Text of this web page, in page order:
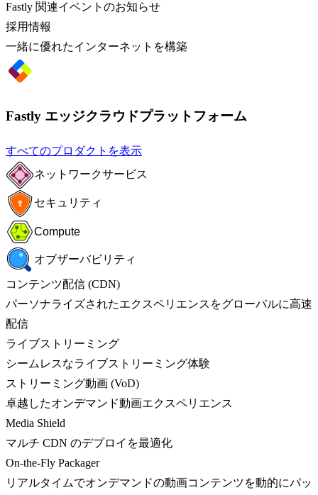
Fastly 関連イベントのお知らせ
採用情報
一緒に優れたインターネットを構築
Fastly エッジクラウドプラットフォーム
すべてのプロダクトを表示
ネットワークサービス
セキュリティ
Compute
オブザーバビリティ
コンテンツ配信 (CDN)
パーソナライズされたエクスペリエンスをグローバルに高速
配信
ライブストリーミング
シームレスなライブストリーミング体験
ストリーミング動画 (VoD)
卓越したオンデマンド動画エクスペリエンス
Media Shield
マルチ CDN のデプロイを最適化
On-the-Fly Packager
リアルタイムでオンデマンドの動画コンテンツを動的にパッ